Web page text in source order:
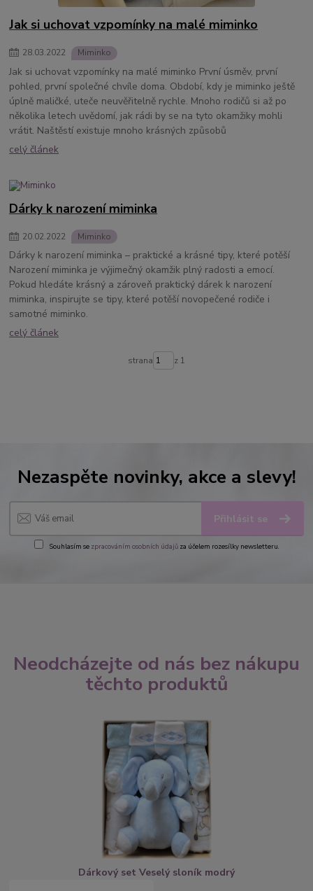
Jak si uchovat vzpomínky na malé miminko
28.03.2022 Miminko
Jak si uchovat vzpomínky na malé miminko První úsměv, první
pohled, první společné chvíle doma. Období, kdy je miminko ještě
úplně maličké, uteče neuvěřitelně rychle. Mnoho rodičů si až po
několika letech uvědomí, jak rádi by se na tyto okamžiky mohli
vrátit. Naštěstí existuje mnoho krásných způsobů
celý článek
Dárky k narození miminka
20.02.2022 Miminko
Dárky k narození miminka – praktické a krásné tipy, které potěší
Narození miminka je výjimečný okamžik plný radosti a emocí.
Pokud hledáte krásný a zároveň praktický dárek k narození
miminka, inspirujte se tipy, které potěší novopečené rodiče i
samotné miminko.
celý článek
strana z 1
Nezaspěte novinky, akce a slevy!
Přihlásit se
Souhlasím se zpracováním osobních údajůza účelem rozesílky newsletteru.
Neodcházejte od nás bez nákupu
těchto produktů
Dárkový set Veselý sloník modrý